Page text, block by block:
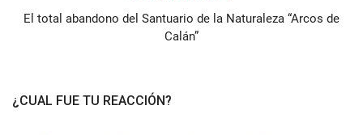
El total abandono del Santuario de la Naturaleza “Arcos de
Calán”
¿CUAL FUE TU REACCIÓN?